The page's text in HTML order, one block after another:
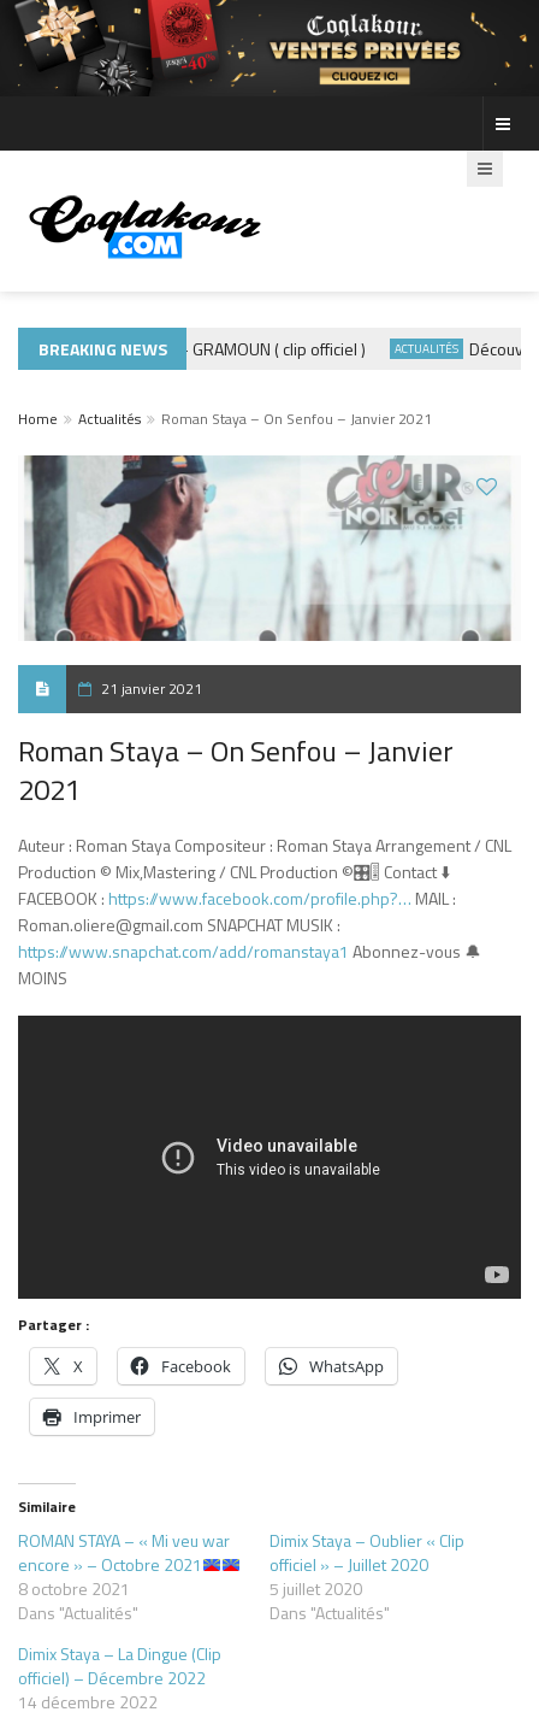
BREAKING NEWS
974 ADE440 – GRAMOUN ( clip officiel ) ACTUALITÉS Découvre les
Home Actualités Roman Staya – On Senfou – Janvier 2021
21 janvier 2021
Roman Staya – On Senfou – Janvier
2021
Auteur : Roman Staya Compositeur : Roman Staya Arrangement / CNL
Production ©️ Mix,Mastering / CNL Production ©️🎛🎚 Contact ⬇️
FACEBOOK : https://www.facebook.com/profile.php?… MAIL :
Roman.oliere@gmail.com SNAPCHAT MUSIK :
https://www.snapchat.com/add/romanstaya1 Abonnez-vous 🔔
MOINS
Partager :
X Facebook WhatsApp
Imprimer
Similaire
ROMAN STAYA – « Mi veu war
encore » – Octobre 2021
8 octobre 2021
Dans "Actualités"
Dimix Staya – Oublier « Clip
officiel » – Juillet 2020
5 juillet 2020
Dans "Actualités"
Dimix Staya – La Dingue (Clip
officiel) – Décembre 2022
14 décembre 2022